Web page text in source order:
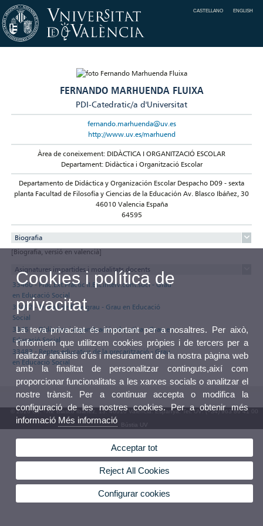
CASTELLANO ENGLISH
FERNANDO MARHUENDA FLUIXA
PDI-Catedratic/a d'Universitat
fernando.marhuenda@uv.es
http://www.uv.es/marhuend
Àrea de coneixement: DIDÀCTICA I ORGANITZACIÓ ESCOLAR
Departament: Didàctica i Organització Escolar
Departamento de Didáctica y Organización Escolar Despacho D09 - sexta
planta Facultad de Filosofía y Ciencias de la Educación Av. Blasco Ibáñez, 30
46010 Valencia España
64595
Biografia
[Biografia, versió en valencià]
Asignatures impartides i modalitats docents
33460 - Pràc.Ext.Pràctic II.Est.interv.cont.soci - Grau
en Educació Social
33492 - Treball de fi de grau - Grau en Educació
Social
33451 - Didàctica i organització educativa - Grau en
Educació Social
33483 - Reptes educatius de la precarització - Grau
en Educació Social
© 2026 UV. - Av. Blasco Ibáñez, 13. 46010 València. Espanya. Tel. UV: (+34) 963 86 41 00
Bústia UV
Cookies i política de
privacitat
La teva privacitat és important per a nosaltres. Per això,
t'informem que utilitzem cookies pròpies i de tercers per a
realitzar anàlisis d'ús i mesurament de la nostra pàgina web
amb la finalitat de personalitzar continguts,així com
proporcionar funcionalitats a les xarxes socials o analitzar el
nostre trànsit. Per a continuar accepta o modifica la
configuració de les nostres cookies. Per a obtenir més
informació Més informació
Acceptar tot
Reject All Cookies
Configurar cookies